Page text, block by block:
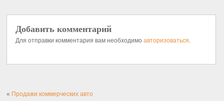
Добавить комментарий
Для отправки комментария вам необходимоавторизоваться.
« Продажи коммерческих авто